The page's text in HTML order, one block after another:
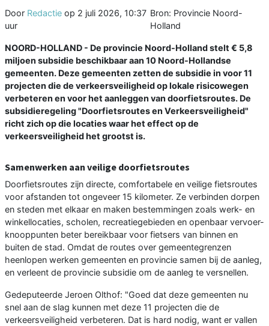
Door Redactie op 2 juli 2026, 10:37
uur
Bron: Provincie Noord-
Holland
NOORD-HOLLAND - De provincie Noord-Holland stelt € 5,8
miljoen subsidie beschikbaar aan 10 Noord-Hollandse
gemeenten. Deze gemeenten zetten de subsidie in voor 11
projecten die de verkeersveiligheid op lokale risicowegen
verbeteren en voor het aanleggen van doorfietsroutes. De
subsidieregeling "Doorfietsroutes en Verkeersveiligheid"
richt zich op die locaties waar het effect op de
verkeersveiligheid het grootst is.
Samenwerken aan veilige doorfietsroutes
Doorfietsroutes zijn directe, comfortabele en veilige fietsroutes
voor afstanden tot ongeveer 15 kilometer. Ze verbinden dorpen
en steden met elkaar en maken bestemmingen zoals werk- en
winkellocaties, scholen, recreatiegebieden en openbaar vervoer-
knooppunten beter bereikbaar voor fietsers van binnen en
buiten de stad. Omdat de routes over gemeentegrenzen
heenlopen werken gemeenten en provincie samen bij de aanleg,
en verleent de provincie subsidie om de aanleg te versnellen.
Gedeputeerde Jeroen Olthof: "Goed dat deze gemeenten nu
snel aan de slag kunnen met deze 11 projecten die de
verkeersveiligheid verbeteren. Dat is hard nodig, want er vallen